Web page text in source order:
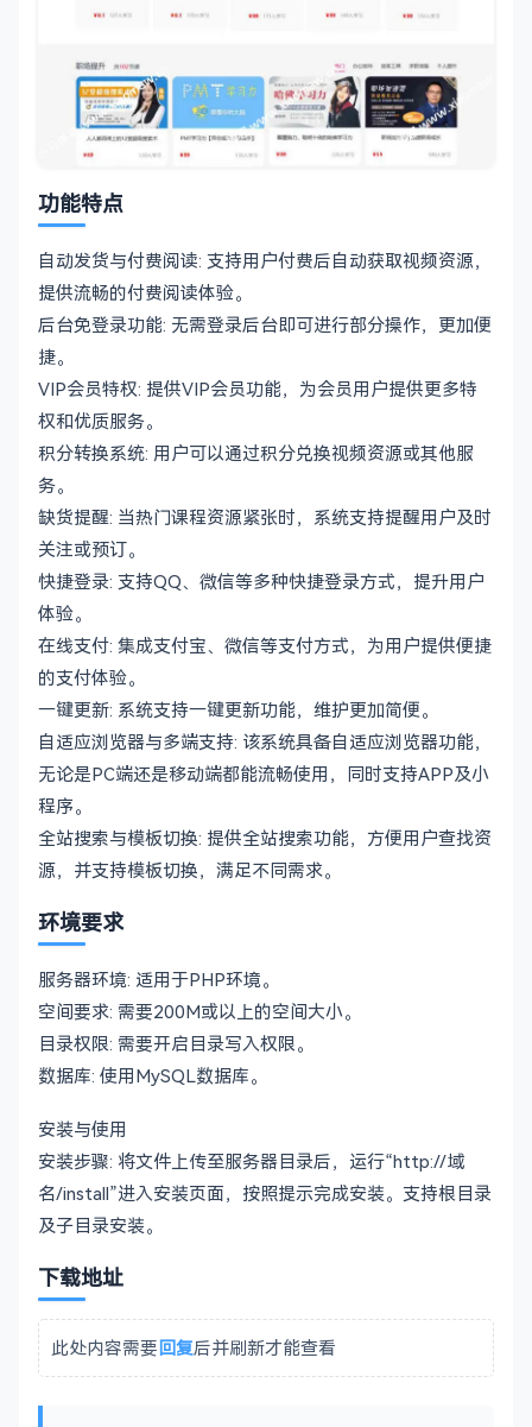
功能特点
自动发货与付费阅读: 支持用户付费后自动获取视频资源，
提供流畅的付费阅读体验。
后台免登录功能: 无需登录后台即可进行部分操作，更加便
捷。
VIP会员特权: 提供VIP会员功能，为会员用户提供更多特
权和优质服务。
积分转换系统: 用户可以通过积分兑换视频资源或其他服
务。
缺货提醒: 当热门课程资源紧张时，系统支持提醒用户及时
关注或预订。
快捷登录: 支持QQ、微信等多种快捷登录方式，提升用户
体验。
在线支付: 集成支付宝、微信等支付方式，为用户提供便捷
的支付体验。
一键更新: 系统支持一键更新功能，维护更加简便。
自适应浏览器与多端支持: 该系统具备自适应浏览器功能，
无论是PC端还是移动端都能流畅使用，同时支持APP及小
程序。
全站搜索与模板切换: 提供全站搜索功能，方便用户查找资
源，并支持模板切换，满足不同需求。
环境要求
服务器环境: 适用于PHP环境。
空间要求: 需要200M或以上的空间大小。
目录权限: 需要开启目录写入权限。
数据库: 使用MySQL数据库。
安装与使用
安装步骤: 将文件上传至服务器目录后，运行“http://域
名/install”进入安装页面，按照提示完成安装。支持根目录
及子目录安装。
下载地址
此处内容需要回复后并刷新才能查看